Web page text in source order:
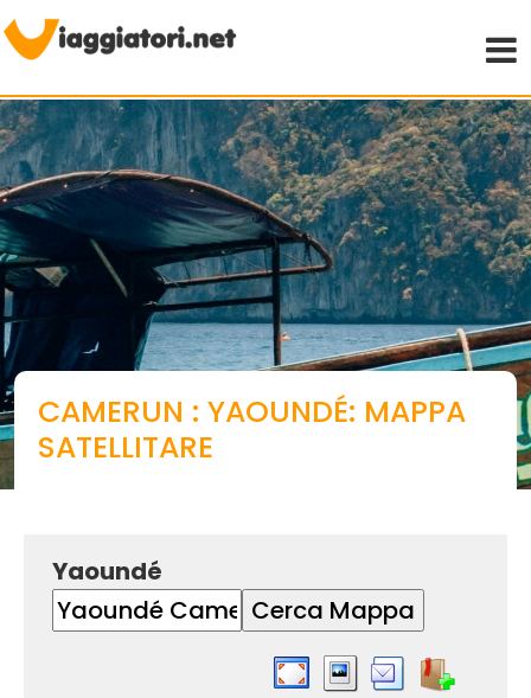
CAMERUN : YAOUNDÉ: MAPPA
SATELLITARE
Yaoundé